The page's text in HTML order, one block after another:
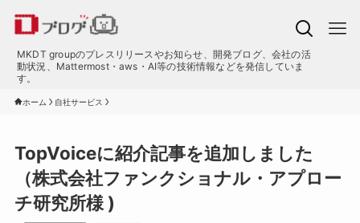
MKDT groupのプレスリリースやお知らせ、開発ブログ、会社の活
動状況、Mattermost・aws・AI等の技術情報などを発信していま
す。
ホーム 自社サービス
TopVoiceに紹介記事を追加しました
（株式会社ファンクショナル・アプロー
チ研究所様 )